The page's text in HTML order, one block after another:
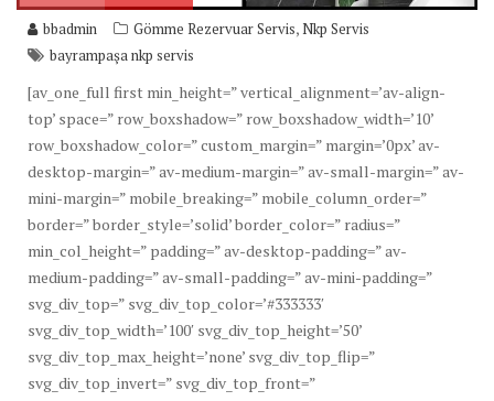
bbadmin Gömme Rezervuar Servis,Nkp Servis
bayrampaşa nkp servis
[av_one_full first min_height=” vertical_alignment=’av-align-
top’ space=” row_boxshadow=” row_boxshadow_width=’10’
row_boxshadow_color=” custom_margin=” margin=’0px’ av-
desktop-margin=” av-medium-margin=” av-small-margin=” av-
mini-margin=” mobile_breaking=” mobile_column_order=”
border=” border_style=’solid’ border_color=” radius=”
min_col_height=” padding=” av-desktop-padding=” av-
medium-padding=” av-small-padding=” av-mini-padding=”
svg_div_top=” svg_div_top_color=’#333333′
svg_div_top_width=’100′ svg_div_top_height=’50’
svg_div_top_max_height=’none’ svg_div_top_flip=”
svg_div_top_invert=” svg_div_top_front=”